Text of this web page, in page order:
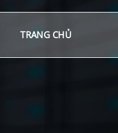
TRANG CHỦ